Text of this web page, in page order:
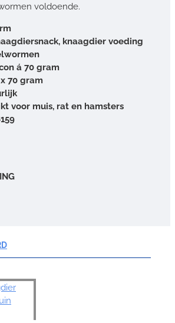
voldoende.
knaagdier voeding
á 70 gram
70 gram
voor muis, rat en hamsters
niet vertaald!